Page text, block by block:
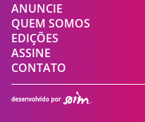
ANUNCIE
QUEM SOMOS
EDIÇÕES
ASSINE
CONTATO